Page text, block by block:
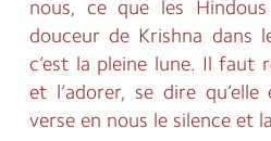
nous, ce que les
douceur de Krishna dans
c’est la pleine lune. Il faut
et l’adorer, se dire
verse en nous le silence et